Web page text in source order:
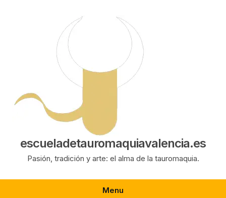
escueladetauromaquiavalencia.es
Pasión, tradición y arte: el alma de la tauromaquia.
Menu